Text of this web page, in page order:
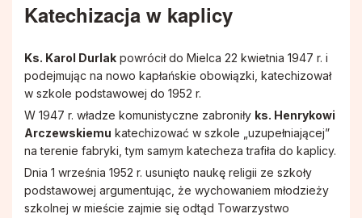
Katechizacja w kaplicy
Ks. Karol Durlak powrócił do Mielca 22 kwietnia 1947 r. i
podejmując na nowo kapłańskie obowiązki, katechizował
w szkole podstawowej do 1952 r.
W 1947 r. władze komunistyczne zabroniły ks. Henrykowi
Arczewskiemu katechizować w szkole „uzupełniającej”
na terenie fabryki, tym samym katecheza trafiła do kaplicy.
Dnia 1 września 1952 r. usunięto naukę religii ze szkoły
podstawowej argumentując, że wychowaniem młodzieży
szkolnej w mieście zajmie się odtąd Towarzystwo